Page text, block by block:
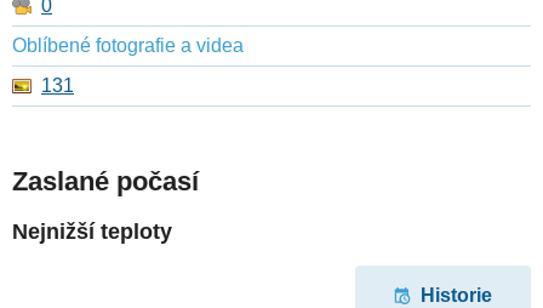
0
Oblíbené fotografie a videa
131
Zaslané počasí
Nejnižší teploty
Historie